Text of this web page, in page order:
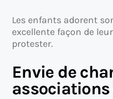
Les enfants adorent
excellente façon de
protester.
Envie de